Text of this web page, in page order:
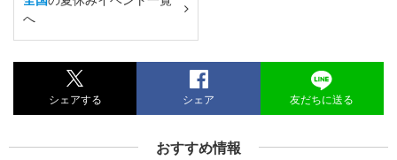
へ
シェアする シェア 友だちに送る
おすすめ情報